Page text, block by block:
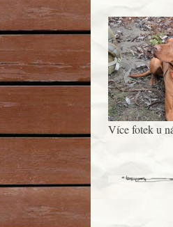
Více fotek u